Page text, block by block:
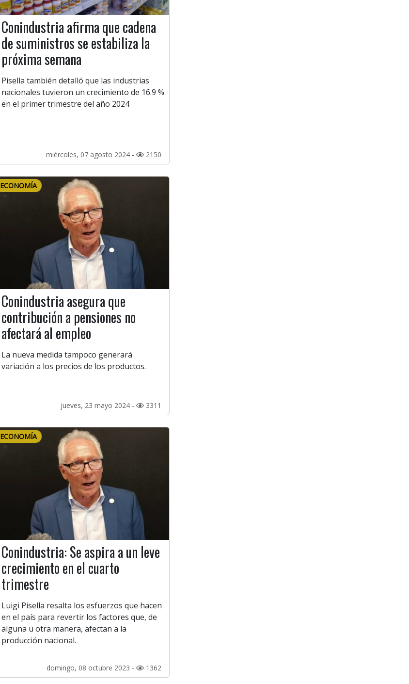
Conindustria afirma que cadena
de suministros se estabiliza la
próxima semana
Pisella también detalló que las industrias
nacionales tuvieron un crecimiento de 16.9 %
en el primer trimestre del año 2024
miércoles, 07 agosto 2024 - 2150
ECONOMÍA
Conindustria asegura que
contribución a pensiones no
afectará al empleo
La nueva medida tampoco generará
variación a los precios de los productos.
jueves, 23 mayo 2024 - 3311
ECONOMÍA
Conindustria: Se aspira a un leve
crecimiento en el cuarto
trimestre
Luigi Pisella resalta los esfuerzos que hacen
en el país para revertir los factores que, de
alguna u otra manera, afectan a la
producción nacional.
domingo, 08 octubre 2023 - 1362